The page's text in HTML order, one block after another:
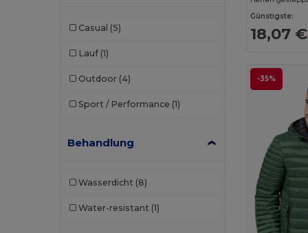
Casual (5)
Lauf (1)
Outdoor (4)
Sport / Performance (1)
Behandlung
Wasserdicht (8)
Water-resistant (1)
Günstigste:
18,07 €
-35%